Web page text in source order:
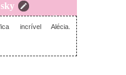
feira, novembro 07, 2022
incrível Alécia.